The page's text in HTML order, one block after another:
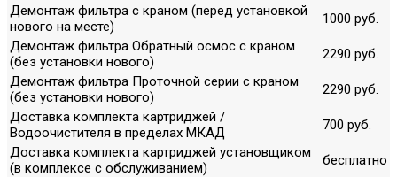
Демонтаж фильтра с краном (перед установкой
нового на месте)
1000 руб.
Демонтаж фильтра Обратный осмос с краном
(без установки нового)
2290 руб.
Демонтаж фильтра Проточной серии с краном
(без установки нового)
2290 руб.
Доставка комплекта картриджей /
Водоочистителя в пределах МКАД
700 руб.
Доставка комплекта картриджей установщиком
(в комплексе с обслуживанием)
бесплатно